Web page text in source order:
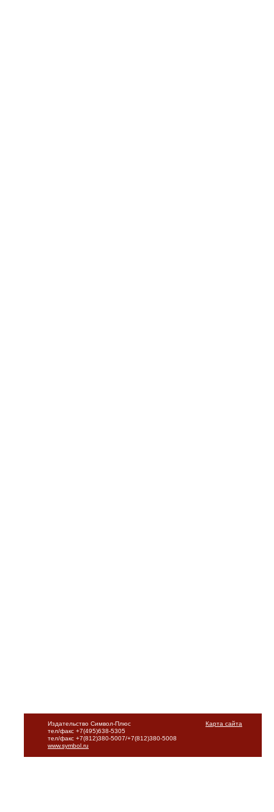
Карта сайта
Издательство Символ-Плюс
тел/факс +7(495)638-5305
тел/факс +7(812)380-5007/+7(812)380-5008
www.symbol.ru